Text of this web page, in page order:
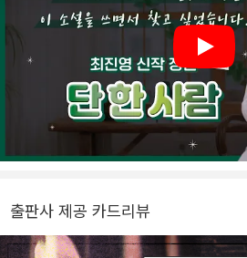
Play
출판사 제공 카드리뷰